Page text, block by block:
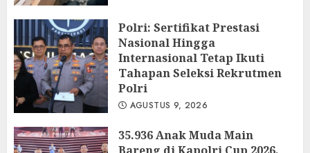
Polri: Sertifikat Prestasi
Nasional Hingga
Internasional Tetap Ikuti
Tahapan Seleksi Rekrutmen
Polri
AGUSTUS 9, 2026
35.936 Anak Muda Main